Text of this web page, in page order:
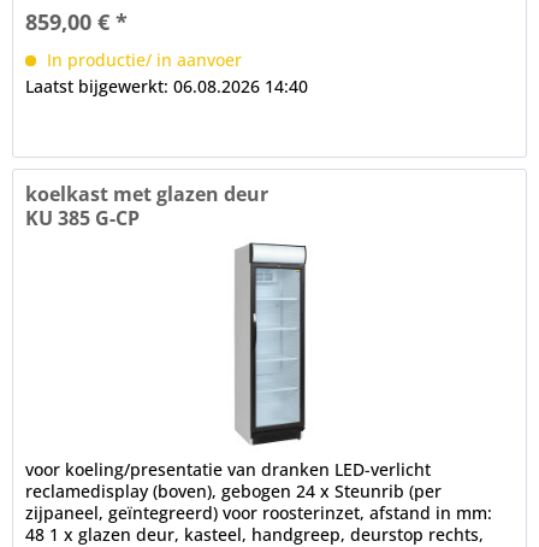
859,00 € *
In productie/ in aanvoer
Laatst bijgewerkt: 06.08.2026 14:40
koelkast met glazen deur
KU 385 G-CP
voor koeling/presentatie van dranken LED-verlicht
reclamedisplay (boven), gebogen 24 x Steunrib (per
zijpaneel, geïntegreerd) voor roosterinzet, afstand in mm:
48 1 x glazen deur, kasteel, handgreep, deurstop rechts,